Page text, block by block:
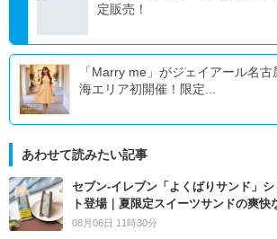
定販売！
「Marry me」がジェイアール名
海エリア初開催！限定...
あわせて読みたい記事
セブン‐イレブン「よくばりサンド」
ト登場｜夏限定スイーツサンドの爽快
08月06日 11時30分